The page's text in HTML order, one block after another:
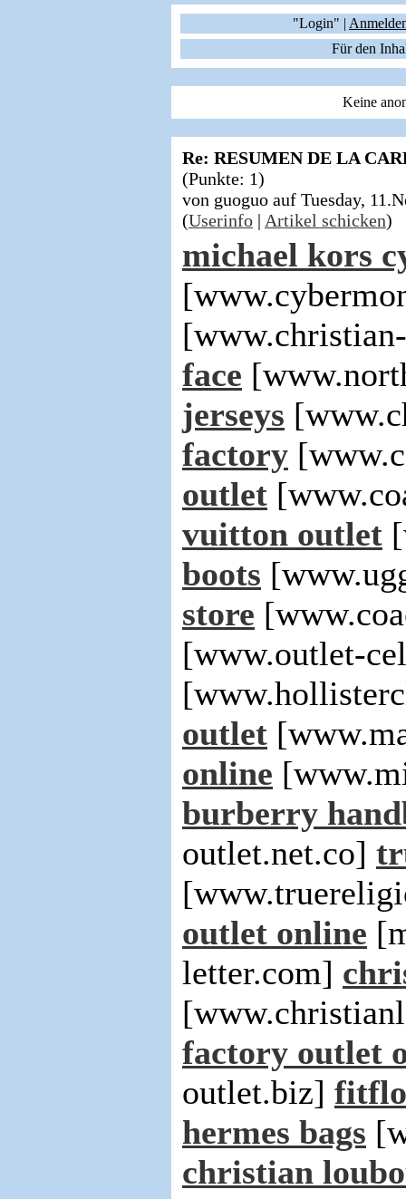
"Login" |
Für den
Keine
Re: RESUMEN DE LA
(Punkte: 1)
von guoguo auf Tuesday,
(Userinfo | Artikel schicken)
michael kors
face
jerseys
factory
outlet
vuitton outlet
boots
store
[www.outlet-
outlet
online
burberry
outlet.net.co]
outlet online
letter.com]
factory outlet
outlet.biz]
hermes bags
christian